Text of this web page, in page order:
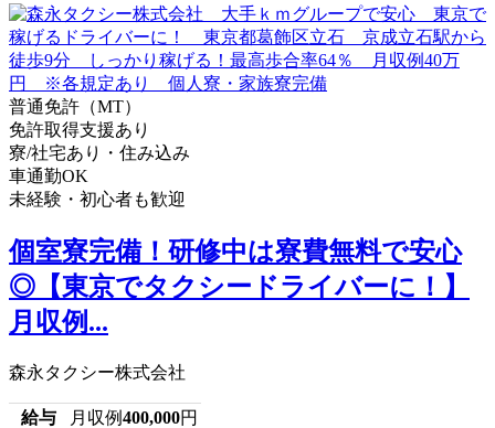
普通免許（MT）
免許取得支援あり
寮/社宅あり・住み込み
車通勤OK
未経験・初心者も歓迎
個室寮完備！研修中は寮費無料で安心
◎【東京でタクシードライバーに！】
月収例...
森永タクシー株式会社
給与 月収例400,000円